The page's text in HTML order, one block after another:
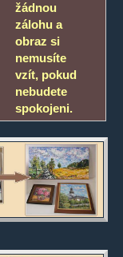
žádnou
zálohu a
obraz si
nemusíte
vzít, pokud
nebudete
spokojeni.